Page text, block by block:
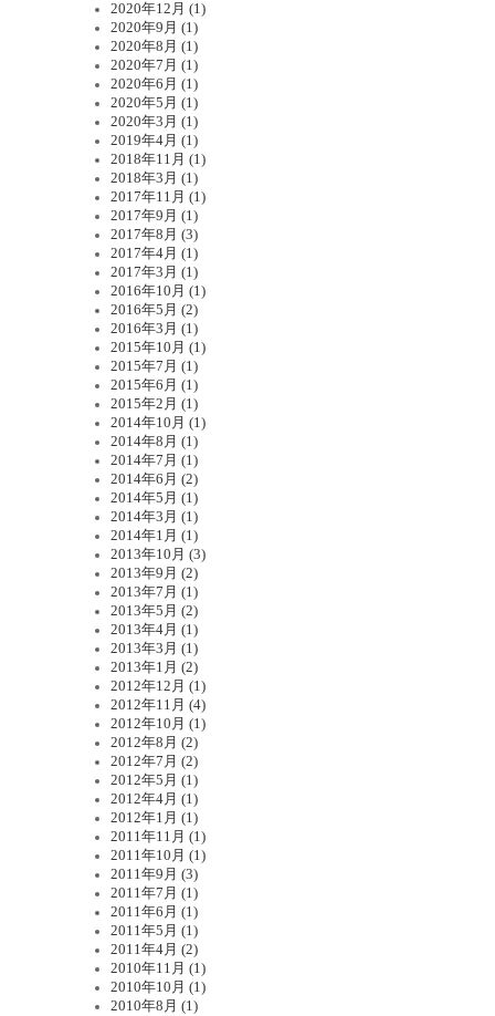
2020年12月 (1)
2020年9月 (1)
2020年8月 (1)
2020年7月 (1)
2020年6月 (1)
2020年5月 (1)
2020年3月 (1)
2019年4月 (1)
2018年11月 (1)
2018年3月 (1)
2017年11月 (1)
2017年9月 (1)
2017年8月 (3)
2017年4月 (1)
2017年3月 (1)
2016年10月 (1)
2016年5月 (2)
2016年3月 (1)
2015年10月 (1)
2015年7月 (1)
2015年6月 (1)
2015年2月 (1)
2014年10月 (1)
2014年8月 (1)
2014年7月 (1)
2014年6月 (2)
2014年5月 (1)
2014年3月 (1)
2014年1月 (1)
2013年10月 (3)
2013年9月 (2)
2013年7月 (1)
2013年5月 (2)
2013年4月 (1)
2013年3月 (1)
2013年1月 (2)
2012年12月 (1)
2012年11月 (4)
2012年10月 (1)
2012年8月 (2)
2012年7月 (2)
2012年5月 (1)
2012年4月 (1)
2012年1月 (1)
2011年11月 (1)
2011年10月 (1)
2011年9月 (3)
2011年7月 (1)
2011年6月 (1)
2011年5月 (1)
2011年4月 (2)
2010年11月 (1)
2010年10月 (1)
2010年8月 (1)